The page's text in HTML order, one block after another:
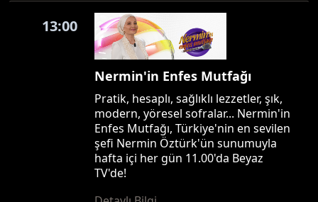
13:00
Nermin'in Enfes Mutfağı
Pratik, hesaplı, sağlıklı lezzetler, şık,
modern, yöresel sofralar... Nermin'in
Enfes Mutfağı, Türkiye'nin en sevilen
şefi Nermin Öztürk'ün sunumuyla
hafta içi her gün 11.00'da Beyaz
TV'de!